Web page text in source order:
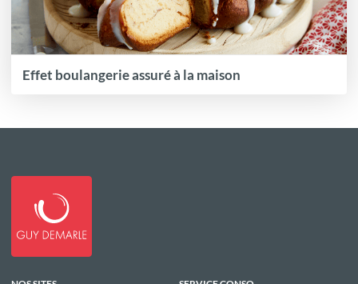
Effet boulangerie assuré à la maison